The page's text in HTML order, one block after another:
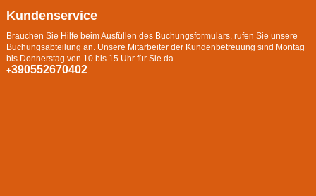
Kundenservice
Brauchen Sie Hilfe beim Ausfüllen des Buchungsformulars, rufen Sie unsere
Buchungsabteilung an. Unsere Mitarbeiter der Kundenbetreuung sind Montag
bis Donnerstag von 10 bis 15 Uhr für Sie da.
+390552670402